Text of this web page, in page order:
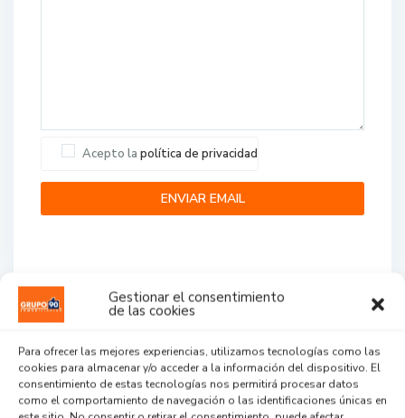
Gestionar el consentimiento
de las cookies
Para ofrecer las mejores experiencias, utilizamos tecnologías como las
cookies para almacenar y/o acceder a la información del dispositivo. El
consentimiento de estas tecnologías nos permitirá procesar datos
como el comportamiento de navegación o las identificaciones únicas en
Acepto la política de privacidad
...